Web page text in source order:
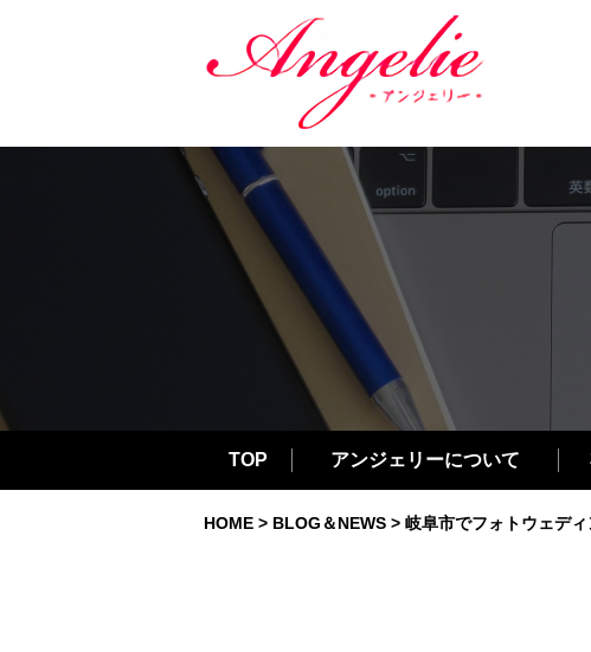
TOP アンジェリーについて
HOME > BLOG＆NEWS > 岐阜市でフォトウェデ